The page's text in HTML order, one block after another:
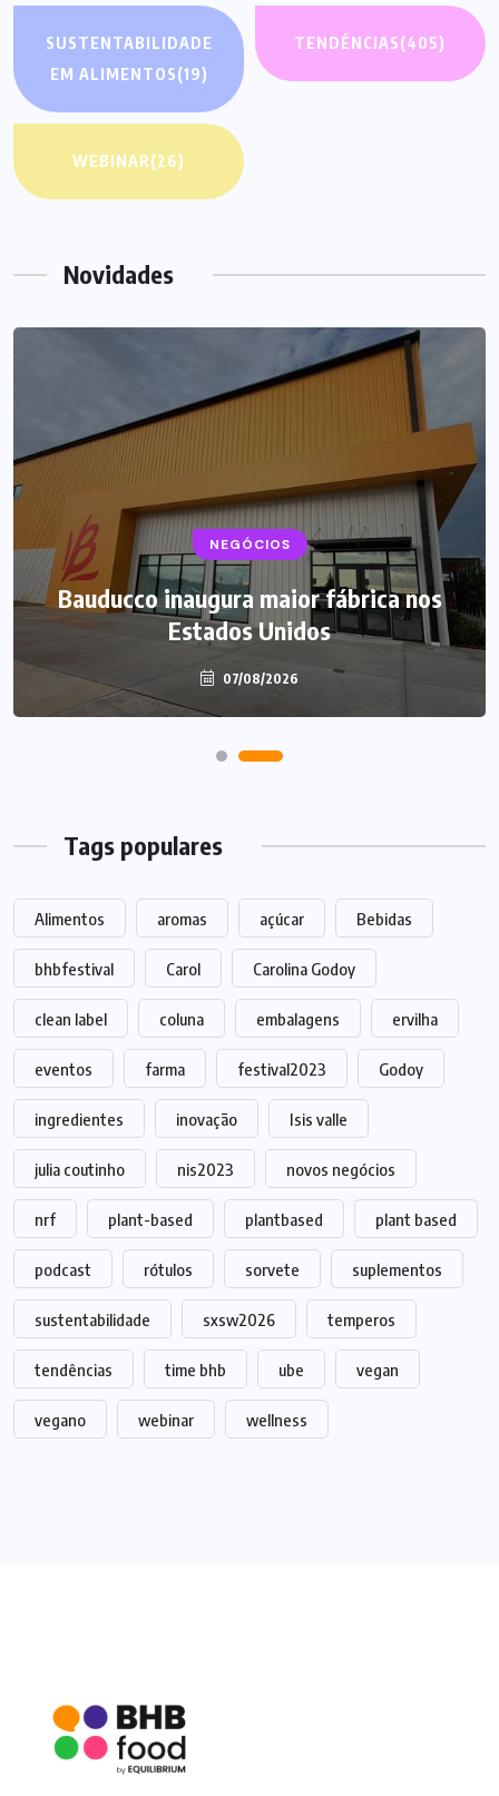
SUSTENTABILIDADE
EM ALIMENTOS(19)
TENDÊNCIAS(405)
WEBINAR(26)
Novidades
NEGÓCIOS
Bauducco inaugura maior fábrica nos
Estados Unidos
07/08/2026
Tags populares
Alimentos aromas açúcar Bebidas
bhbfestival Carol Carolina Godoy
clean label coluna embalagens ervilha
eventos farma festival2023 Godoy
ingredientes inovação Isis valle
julia coutinho nis2023 novos negócios
nrf plant-based plantbased plant based
podcast rótulos sorvete suplementos
sustentabilidade sxsw2026 temperos
tendências time bhb ube vegan
vegano webinar wellness